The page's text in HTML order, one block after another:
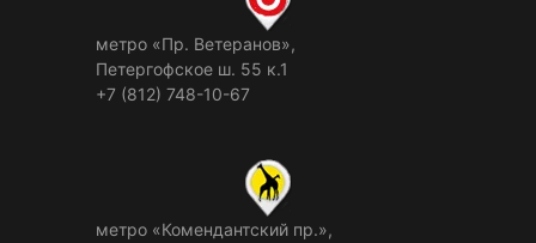
метро «Пр. Ветеранов»,
Петергофское ш. 55 к.1
+7 (812) 748-10-67
метро «Комендантский пр.»,